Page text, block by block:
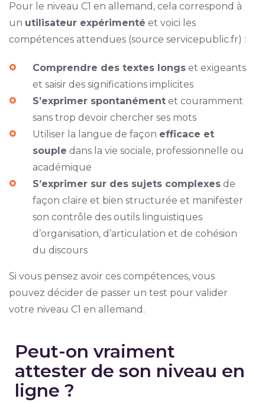
Pour le niveau C1 en allemand, cela correspond à
un utilisateur expérimenté et voici les
compétences attendues (source servicepublic.fr) :
Comprendre des textes longset exigeants
et saisir des significations implicites
S’exprimer spontanémentet couramment
sans trop devoir chercher ses mots
Utiliser la langue de façon efficace et
souple dans la vie sociale, professionnelle ou
académique
S’exprimer sur des sujets complexesde
façon claire et bien structurée et manifester
son contrôle des outils linguistiques
d’organisation, d’articulation et de cohésion
du discours
Si vous pensez avoir ces compétences, vous
pouvez décider de passer un test pour valider
votre niveau C1 en allemand.
Peut-on vraiment
attester de son niveau en
ligne ?